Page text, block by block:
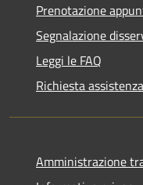
Prenotazione
Segnalazione
Leggi le FAQ
Richiesta assistenza
Amministrazione